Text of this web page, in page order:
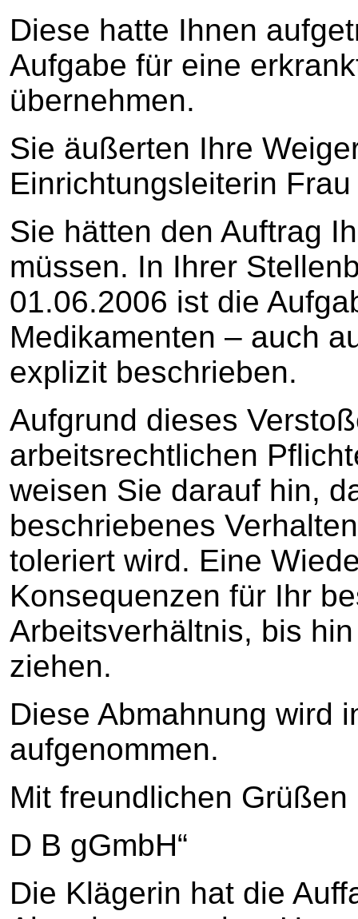
Diese hatte Ihnen
Aufgabe für eine
übernehmen.
Sie äußerten Ihre
Einrichtungsleiterin
Sie hätten den Auftrag
müssen. In Ihrer
01.06.2006 ist die
Medikamenten – auch
explizit beschrieben.
Aufgrund dieses
arbeitsrechtlichen
weisen Sie darauf hin,
beschriebenes
toleriert wird. Eine
Konsequenzen für Ihr
Arbeitsverhältnis, bis
ziehen.
Diese Abmahnung wird
aufgenommen.
Mit freundlichen Grüßen
D B gGmbH“
Die Klägerin hat die